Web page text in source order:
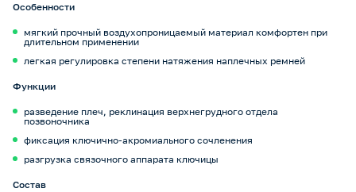
Особенности
мягкий прочный воздухопроницаемый материал комфортен при
длительном применении
легкая регулировка степени натяжения наплечных ремней
Функции
разведение плеч, реклинация верхнегрудного отдела
позвоночника
фиксация ключично-акромиального сочленения
разгрузка связочного аппарата ключицы
Состав